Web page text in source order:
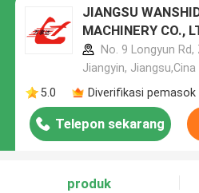
JIANGSU
MACHINERY CO.,
No. 9 Longyun
Jiangyin, Jiangsu,Cina
5.0
Diverifikasi pemasok
Telepon sekarang
produk